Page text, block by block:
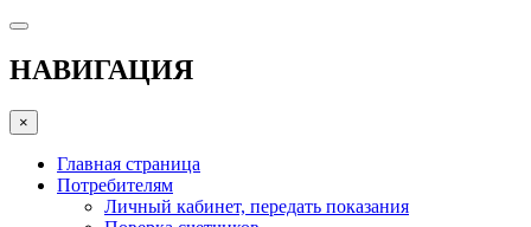
НАВИГАЦИЯ
×
Главная страница
Потребителям
Личный кабинет, передать показания